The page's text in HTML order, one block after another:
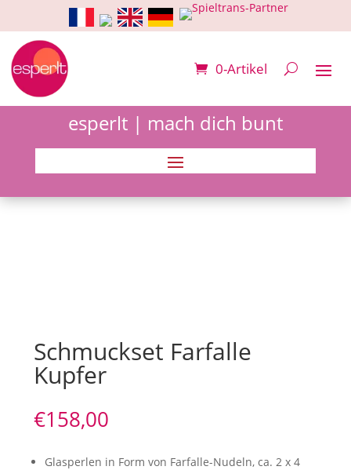
0-Artikel
esperlt | mach dich bunt
Schmuckset Farfalle
Kupfer
€158,00
Glasperlen in Form von Farfalle-Nudeln, ca. 2 x 4